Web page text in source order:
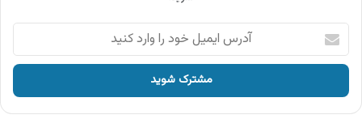
آدرس
ایمیل
خود
وارد
کنید